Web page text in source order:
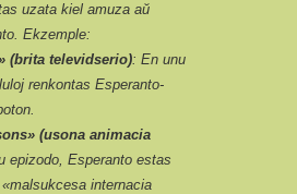
uzata kiel amuza aŭ
Ekzemple:
(brita televidserio): En unu
renkontas Esperanto-
(usona animacia
epizodo, Esperanto estas
internacia